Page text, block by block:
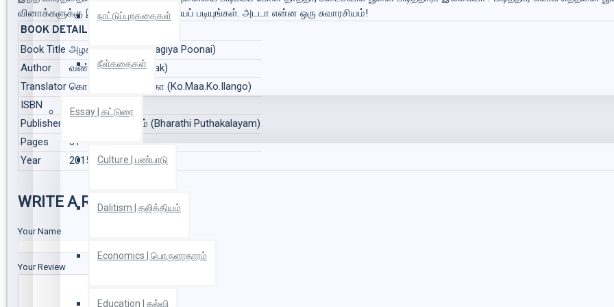
நாட்டுப்புறகதைகள்
நீள்கதைகள்
Essay | கட்டுரை
Culture | பண்பாடு
Dalitism | தலித்தியம்
Economics | பொருளாதாரம்
Education | கல்வி
வினாக்களுக்கு இந்த அழகிய பூனையைப் படியுங்கள். அடடா என்ன ஒரு சுவாரசியம்!
BOOK DETAILS
Book Title அழகிய பூனை (Azhagiya Poonai)
Author
வண்ட கக் (Vanta Kak)
Translator கொ.மா.கோ.இளங்கோ (Ko.Maa.Ko.Ilango)
ISBN
9789685377587
Publisher
பாரதி புத்தகாலயம் (Bharathi Puthakalayam)
Pages
31
Year
2015
WRITE A REVIEW
Your Name
Your Review